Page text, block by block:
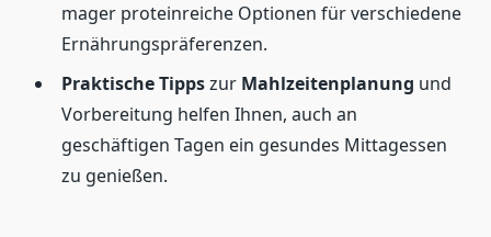
mager proteinreiche Optionen für verschiedene
Ernährungspräferenzen.
Praktische Tippszur Mahlzeitenplanung und
Vorbereitung helfen Ihnen, auch an
geschäftigen Tagen ein gesundes Mittagessen
zu genießen.